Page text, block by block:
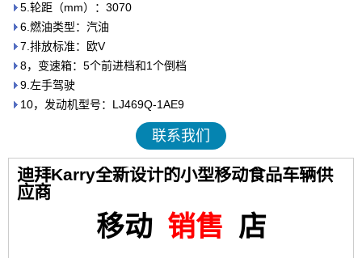
5.轮距（mm）：3070
6.燃油类型：汽油
7.排放标准：欧V
8，变速箱：5个前进档和1个倒档
9.左手驾驶
10，发动机型号：LJ469Q-1AE9
联系我们
迪拜Karry全新设计的小型移动食品车辆供
应商
移动 销售 店